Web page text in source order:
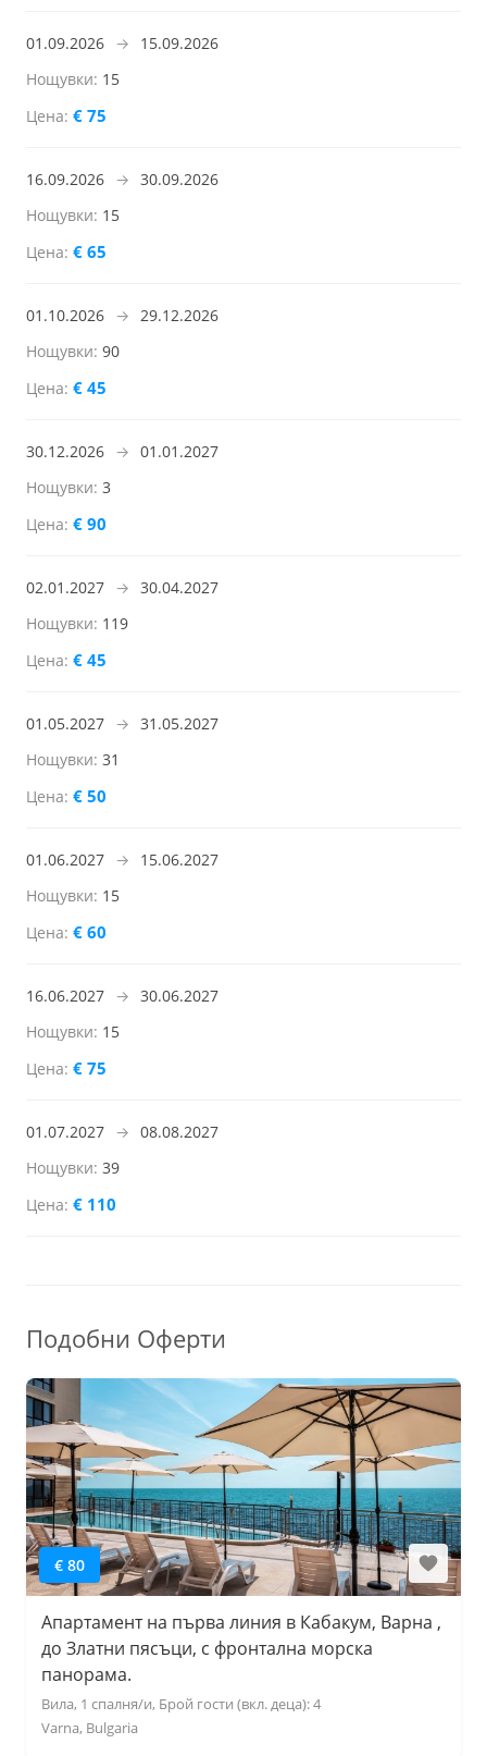
01.09.2026 →
15.09.2026
15
€ 75
16.09.2026 → 30.09.2026
15
€ 65
01.10.2026 → 29.12.2026
90
€ 45
30.12.2026 → 01.01.2027
3
€ 90
02.01.2027 → 30.04.2027
119
€ 45
01.05.2027 → 31.05.2027
31
€ 50
01.06.2027 →
15.06.2027
15
€ 60
16.06.2027 → 30.06.2027
15
€ 75
01.07.2027 → 08.08.2027
39
€ 110
Подобни Оферти
€ 80
Апартамент на първа линия в Кабакум, Варна ,
до Златни пясъци, с фронтална морска
панорама.
Вила, 1 спалня/и, Брой гости (вкл. деца): 4
Varna, Bulgaria